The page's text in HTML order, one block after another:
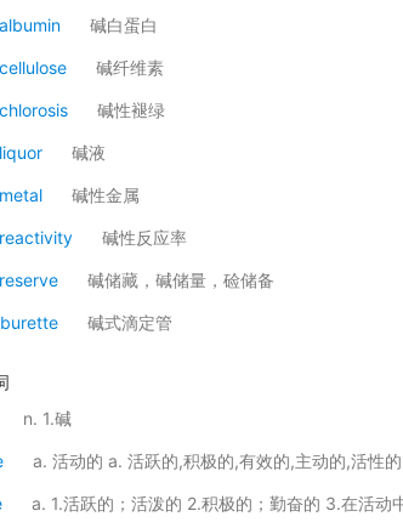
碱白蛋白
碱纤维素
碱性褪绿
碱液
碱性金属
碱性反应率
碱储藏，碱储量，硷储备
碱式滴定管
n. 1.碱
a. 活动的 a. 活跃的,积极的,有效的,主动的,活性
a. 1.活跃的；活泼的 2.积极的；勤奋的 3.在活